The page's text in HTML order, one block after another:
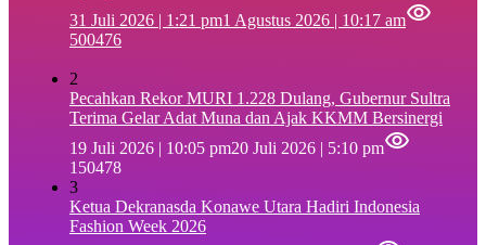
31 Juli 2026 | 1:21 pm1 Agustus 2026 | 10:17 am
500476
2
Pecahkan Rekor MURI 1.228 Dulang, Gubernur Sultra
Terima Gelar Adat Muna dan Ajak KKMM Bersinergi
19 Juli 2026 | 10:05 pm20 Juli 2026 | 5:10 pm
150478
3
Ketua Dekranasda Konawe Utara Hadiri Indonesia
Fashion Week 2026